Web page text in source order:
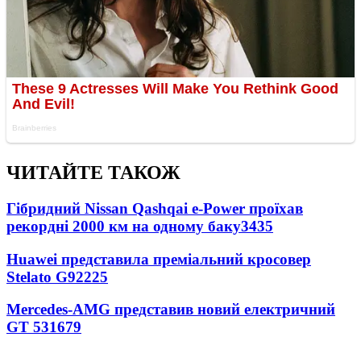
ЧИТАЙТЕ ТАКОЖ
Гібридний Nissan Qashqai e-Power проїхав
рекордні 2000 км на одному баку3435
Huawei представила преміальний кросовер
Stelato G92225
Mercedes-AMG представив новий електричний
GT 531679